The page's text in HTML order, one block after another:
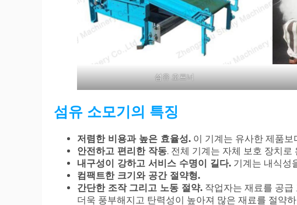
섬유 오프너
섬유 소모기의 특징
저렴한 비용과 높은 효율성. 이 기계는 유사한 제품
안전하고 편리한 작동. 전체 기계는 자체 보호 장치
내구성이 강하고 서비스 수명이 길다. 기계는 내식성
컴팩트한 크기와 공간 절약형.
간단한 조작 그리고 노동 절약. 작업자는 재료를 공
더욱 풍부해지고 탄력성이 높아져 많은 재료를 절약